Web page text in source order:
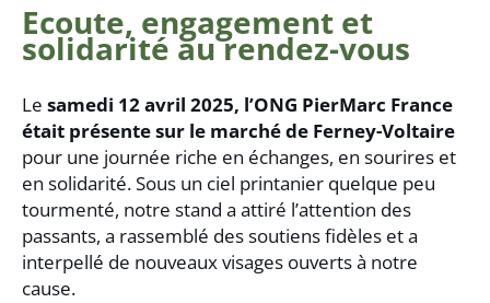
Ecoute, engagement et
solidarité au rendez-vous
Le samedi 12 avril 2025, l’ONG PierMarc France
était présente sur le marché de Ferney-Voltaire
pour une journée riche en échanges, en sourires et
en solidarité. Sous un ciel printanier quelque peu
tourmenté, notre stand a attiré l’attention des
passants, a rassemblé des soutiens fidèles et a
interpellé de nouveaux visages ouverts à notre
cause.